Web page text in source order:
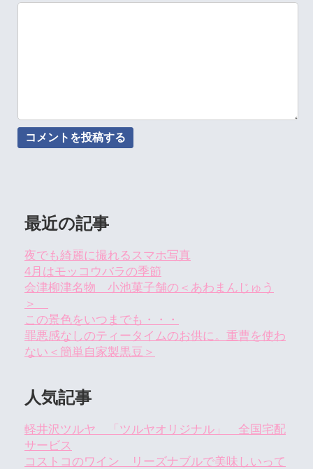
最近の記事
夜でも綺麗に撮れるスマホ写真
4月はモッコウバラの季節
会津柳津名物 小池菓子舗の＜あわまんじゅう
＞
この景色をいつまでも・・・
罪悪感なしのティータイムのお供に。重曹を使わ
ない＜簡単自家製黒豆＞
人気記事
軽井沢ツルヤ 「ツルヤオリジナル」 全国宅配
サービス
コストコのワイン リーズナブルで美味しいって